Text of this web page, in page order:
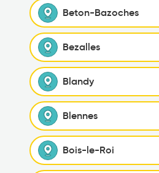
Beton-Bazoches
Bezalles
Blandy
Blennes
Bois-le-Roi